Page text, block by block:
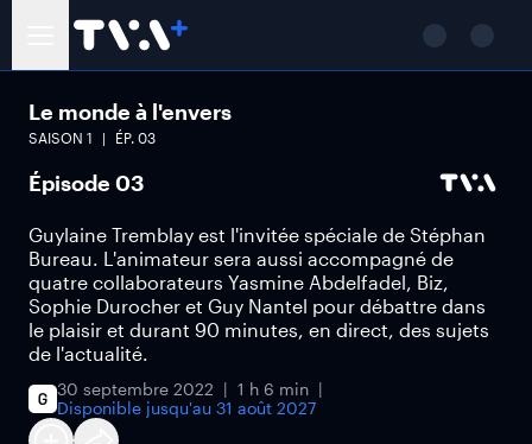
Le monde à l'envers
SAISON 1 ÉP. 03
Épisode 03
Guylaine Tremblay est l'invitée spéciale de Stéphan
Bureau. L'animateur sera aussi accompagné de
quatre collaborateurs Yasmine Abdelfadel, Biz,
Sophie Durocher et Guy Nantel pour débattre dans
le plaisir et durant 90 minutes, en direct, des sujets
de l'actualité.
30 septembre 2022
1 h 6 min
Disponible jusqu'au 31 août 2027